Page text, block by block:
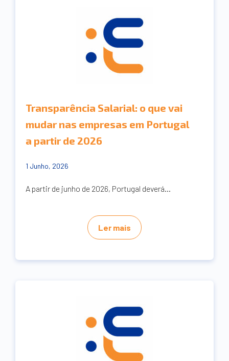
Transparência Salarial: o que vai
mudar nas empresas em Portugal
a partir de 2026
1 Junho, 2026
A partir de junho de 2026, Portugal deverá...
Ler mais